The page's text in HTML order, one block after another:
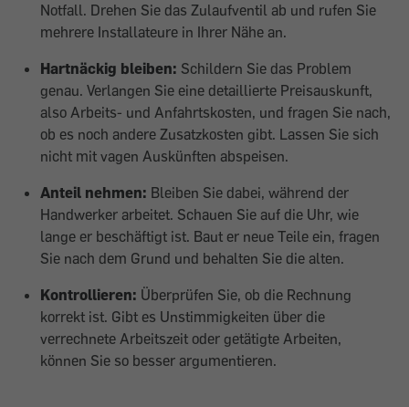
Notfall. Drehen Sie das Zulaufventil ab und rufen Sie
mehrere Installateure in Ihrer Nähe an.
Hartnäckig bleiben: Schildern Sie das Problem
genau. Verlangen Sie eine de­taillierte Preisauskunft,
also Arbeits- und Anfahrtskosten, und fragen Sie nach,
ob es noch andere Zusatzkosten gibt. Lassen Sie sich
nicht mit vagen Auskünften abspeisen.
Anteil nehmen: Bleiben Sie dabei, während der
Handwerker arbeitet. Schauen Sie auf die Uhr, wie
lange er beschäftigt ist. Baut er neue Teile ein, fragen
Sie nach dem Grund und behalten Sie die alten.
Kontrollieren: Überprüfen Sie, ob die Rechnung
korrekt ist. Gibt es Unstimmigkeiten über die
verrechnete Arbeitszeit oder getätigte Arbeiten,
können Sie so besser argumentieren.